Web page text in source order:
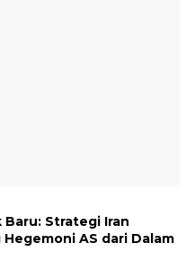
Baru: Strategi Iran
AS dari Dalam